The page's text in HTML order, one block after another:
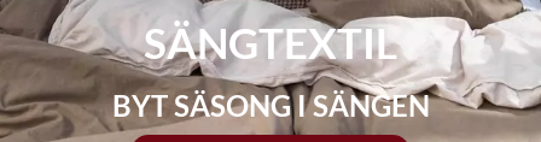
SÄNGTEXTIL
BYT SÄSONG I SÄNGEN